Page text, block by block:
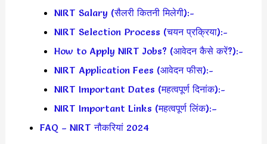
NIRT Salary (सैलरी कितनी मिलेगी):-
NIRT Selection Process (चयन प्रक्रिया):-
How to Apply NIRT Jobs? (आवेदन कैसे करें?):-
NIRT Application Fees (आवेदन फीस):-
NIRT Important Dates (महत्वपूर्ण दिनांक):-
NIRT Important Links (महत्वपूर्ण लिंक):–
FAQ – NIRT नौकरियां 2024